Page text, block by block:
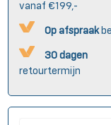
vanaf €199,-
Op afspraak
30 dagen
retourtermijn